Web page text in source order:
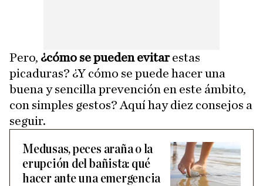
Pero, ¿cómo se pueden evitarestas
picaduras? ¿Y cómo se puede hacer una
buena y sencilla prevención en este ámbito,
con simples gestos? Aquí hay diez consejos a
seguir.
Medusas, peces araña o la
erupción del bañista: qué
hacer ante una emergencia